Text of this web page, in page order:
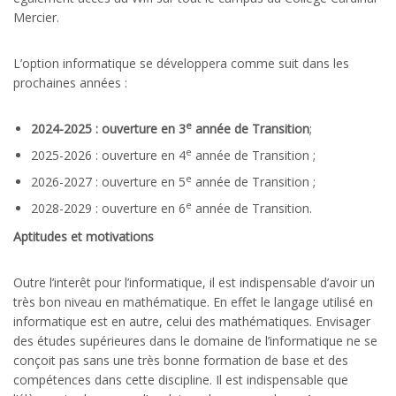
Mercier.
L’option informatique se développera comme suit dans les
prochaines années :
2024-2025 : ouverture en 3e année de Transition;
2025-2026 : ouverture en 4e année de Transition ;
2026-2027 : ouverture en 5e année de Transition ;
2028-2029 : ouverture en 6e année de Transition.
Aptitudes et motivations
Outre l’interêt pour l’informatique, il est indispensable d’avoir un
très bon niveau en mathématique. En effet le langage utilisé en
informatique est en autre, celui des mathématiques. Envisager
des études supérieures dans le domaine de l’informatique ne se
conçoit pas sans une très bonne formation de base et des
compétences dans cette discipline. Il est indispensable que